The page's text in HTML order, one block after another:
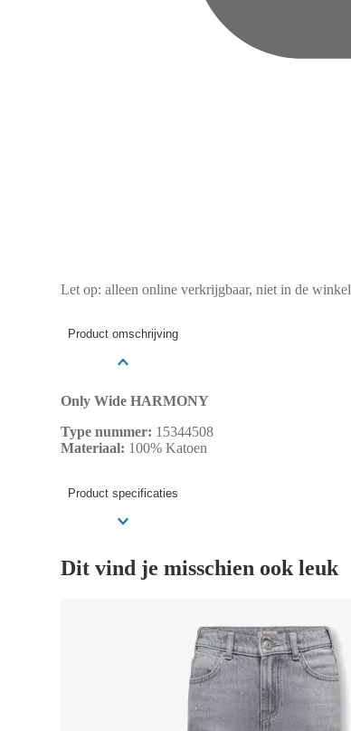
Let op: alleen online verkrijgbaar, niet in de winkel
Product omschrijving
Only Wide HARMONY
Type nummer: 15344508
Materiaal: 100% Katoen
Product specificaties
Dit vind je misschien ook leuk